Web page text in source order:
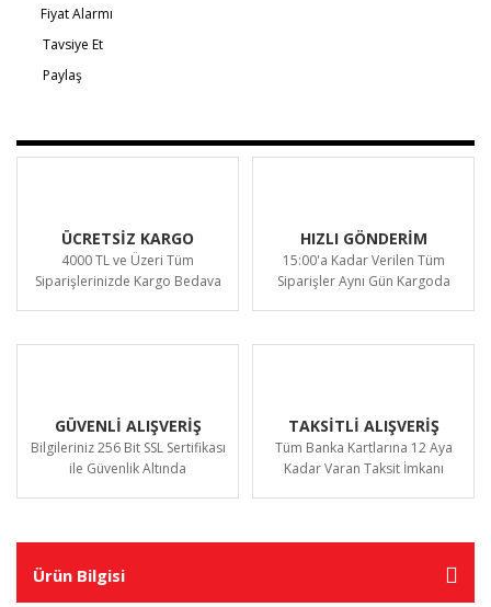
Fiyat Alarmı
Tavsiye Et
Paylaş
ÜCRETSİZ KARGO
4000 TL ve Üzeri Tüm
Siparişlerinizde Kargo Bedava
HIZLI GÖNDERİM
15:00'a Kadar Verilen Tüm
Siparişler Aynı Gün Kargoda
GÜVENLİ ALIŞVERİŞ
Bilgileriniz 256 Bit SSL Sertifikası
ile Güvenlik Altında
TAKSİTLİ ALIŞVERİŞ
Tüm Banka Kartlarına 12 Aya
Kadar Varan Taksit İmkanı
Ürün Bilgisi